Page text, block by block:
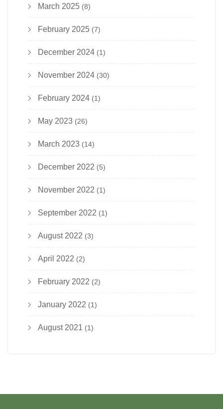
March 2025 (8)
February 2025 (7)
December 2024 (1)
November 2024 (30)
February 2024 (1)
May 2023 (26)
March 2023 (14)
December 2022 (5)
November 2022 (1)
September 2022 (1)
August 2022 (3)
April 2022 (2)
February 2022 (2)
January 2022 (1)
August 2021 (1)